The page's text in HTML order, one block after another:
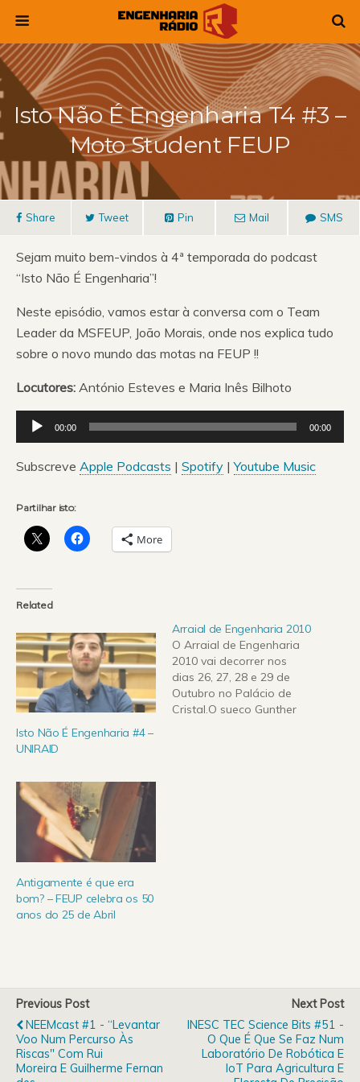
Isto Não É Engenharia T4 #3 –
Moto Student FEUP
Share Tweet Pin Mail SMS
Sejam muito bem-vindos à 4ª temporada do podcast
“Isto Não É Engenharia”!
Neste episódio, vamos estar à conversa com o Team
Leader da MSFEUP, João Morais, onde nos explica tudo
sobre o novo mundo das motas na FEUP !!
Locutores: António Esteves e Maria Inês Bilhoto
Reprodutor
de
áudio
00:00 00:00
Subscreve Apple Podcasts | Spotify |Youtube Music
Partilhar isto:
More
Related
Isto Não É Engenharia #4 –
UNIRAID
Arraial de Engenharia 2010
O Arraial de Engenharia
2010 vai decorrer nos
dias 26, 27, 28 e 29 de
Outubro no Palácio de
Cristal.O sueco Gunther
Antigamente é que era
bom? – FEUP celebra os 50
anos do 25 de Abril
Previous Post
NEEMcast #1 - “Levantar
Voo Num Percurso Às
Riscas" Com Rui
Moreira E Guilherme Fernan
Next Post
INESC TEC Science Bits #51 -
O Que É Que Se Faz Num
Laboratório De Robótica E
IoT Para Agricultura E